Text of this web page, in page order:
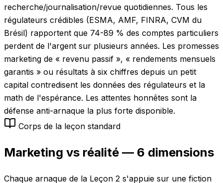
recherche/journalisation/revue quotidiennes. Tous les
régulateurs crédibles (ESMA, AMF, FINRA, CVM du
Brésil) rapportent que 74-89 % des comptes particuliers
perdent de l'argent sur plusieurs années. Les promesses
marketing de « revenu passif », « rendements mensuels
garantis » ou résultats à six chiffres depuis un petit
capital contredisent les données des régulateurs et la
math de l'espérance. Les attentes honnêtes sont la
défense anti-arnaque la plus forte disponible.
Corps de la leçon standard
Marketing vs réalité — 6 dimensions
Chaque arnaque de la Leçon 2 s'appuie sur une fiction